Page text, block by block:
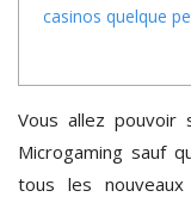
casinos quelque
Vous allez pouvoir
Microgaming sauf
tous les